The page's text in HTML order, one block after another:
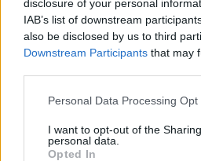
disclosure of your personal
IAB’s list of downstream
also be disclosed by us to third
Downstream Participants that may
Personal Data Processing Opt
I want to opt-out of the
personal data.
Opted In